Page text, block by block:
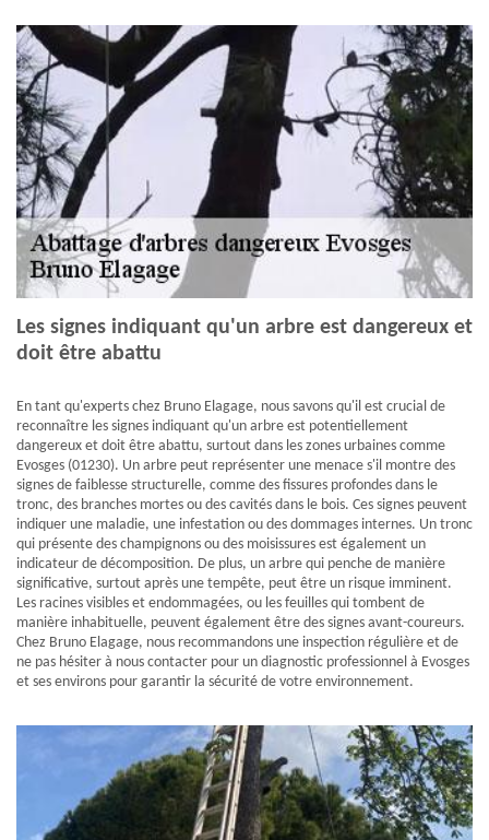
Les signes indiquant qu'un arbre est dangereux et
doit être abattu
En tant qu'experts chez Bruno Elagage, nous savons qu'il est crucial de
reconnaître les signes indiquant qu'un arbre est potentiellement
dangereux et doit être abattu, surtout dans les zones urbaines comme
Evosges (01230). Un arbre peut représenter une menace s'il montre des
signes de faiblesse structurelle, comme des fissures profondes dans le
tronc, des branches mortes ou des cavités dans le bois. Ces signes peuvent
indiquer une maladie, une infestation ou des dommages internes. Un tronc
qui présente des champignons ou des moisissures est également un
indicateur de décomposition. De plus, un arbre qui penche de manière
significative, surtout après une tempête, peut être un risque imminent.
Les racines visibles et endommagées, ou les feuilles qui tombent de
manière inhabituelle, peuvent également être des signes avant-coureurs.
Chez Bruno Elagage, nous recommandons une inspection régulière et de
ne pas hésiter à nous contacter pour un diagnostic professionnel à Evosges
et ses environs pour garantir la sécurité de votre environnement.